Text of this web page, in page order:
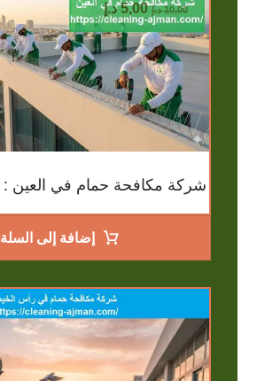
شركة مكافحة حمام في العين : 0501640311
10,00 د.إ 5,00 د.إ
إضافة إلى السلة